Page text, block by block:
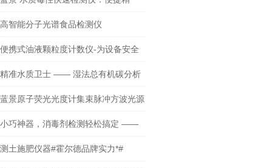
准，畅享个性化水质检测体验
高智能分子光谱食品检测仪
便携式油液颗粒度计数仪-为设备安全
运行提供解决方案
精准水质卫士 —— 湿法总有机碳分析
仪
蓝景原子荧光光度计集束脉冲方波光源
+ 编码空心阴极灯
小巧神器，消毒剂检测轻松搞定 ——
便携式检测仪
测土施肥仪器#霍尔德品牌实力*#